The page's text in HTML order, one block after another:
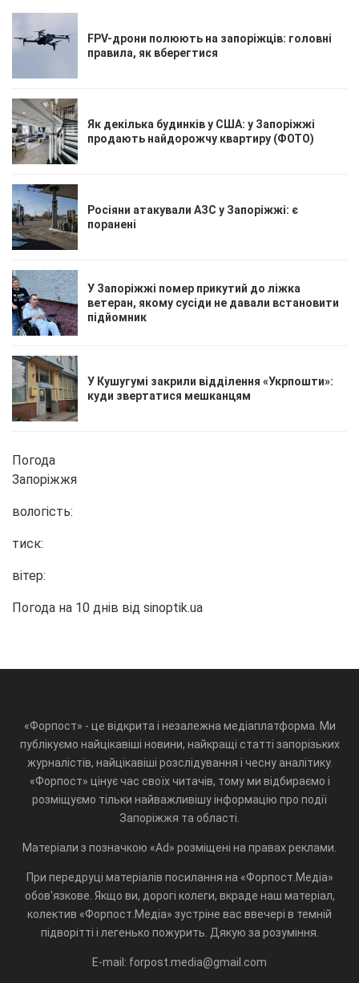
FPV-дрони полюють на запоріжців: головні
правила, як вберегтися
Як декілька будинків у США: у Запоріжжі
продають найдорожчу квартиру (ФОТО)
Росіяни атакували АЗС у Запоріжжі: є
поранені
У Запоріжжі помер прикутий до ліжка
ветеран, якому сусіди не давали встановити
підйомник
У Кушугумі закрили відділення «Укрпошти»:
куди звертатися мешканцям
Погода
Запоріжжя
вологість:
тиск:
вітер:
Погода на 10 днів від sinoptik.ua
«Форпост» - це відкрита і незалежна медіаплатформа. Ми
публікуємо найцікавіші новини, найкращі статті запорізьких
журналістів, найцікавіші розслідування і чесну аналітику.
«Форпост» цінує час своїх читачів, тому ми відбираємо і
розміщуємо тільки найважливішу інформацію про події
Запоріжжя та області.
Матеріали з позначкою «Ad» розміщені на правах реклами.
При передруці матеріалів посилання на «Форпост.Медіа»
обов'язкове. Якщо ви, дорогі колеги, вкраде наш матеріал,
колектив «Форпост.Медіа» зустріне вас ввечері в темній
підворітті і легенько пожурить. Дякую за розуміння.
E-mail: forpost.media@gmail.com